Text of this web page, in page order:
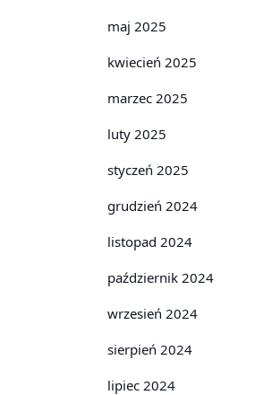
maj 2025
kwiecień 2025
marzec 2025
luty 2025
styczeń 2025
grudzień 2024
listopad 2024
październik 2024
wrzesień 2024
sierpień 2024
lipiec 2024